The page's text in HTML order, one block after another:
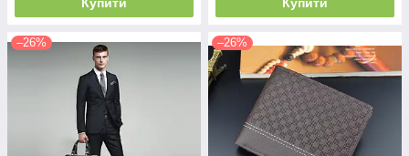
Купити Купити
–26% –26%